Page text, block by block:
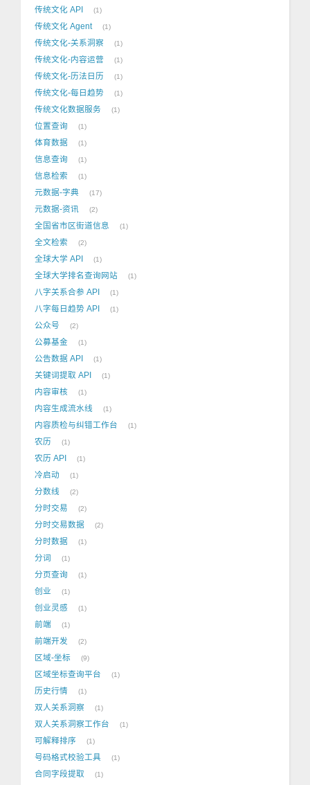
传统文化 API 1
传统文化 Agent 1
传统文化-关系洞察 1
传统文化-内容运营 1
传统文化-历法日历 1
传统文化-每日趋势 1
传统文化数据服务 1
位置查询 1
体育数据 1
信息查询 1
信息检索 1
元数据-字典 17
元数据-资讯 2
全国省市区街道信息 1
全文检索 2
全球大学 API 1
全球大学排名查询网站 1
八字关系合参 API 1
八字每日趋势 API 1
公众号 2
公募基金 1
公告数据 API 1
关键词提取 API 1
内容审核 1
内容生成流水线 1
内容质检与纠错工作台 1
农历 1
农历 API 1
冷启动 1
分数线 2
分时交易 2
分时交易数据 2
分时数据 1
分词 1
分页查询 1
创业 1
创业灵感 1
前端 1
前端开发 2
区域-坐标 9
区域坐标查询平台 1
历史行情 1
双人关系洞察 1
双人关系洞察工作台 1
可解释排序 1
号码格式校验工具 1
合同字段提取 1